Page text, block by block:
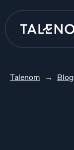
Talenom → Blog